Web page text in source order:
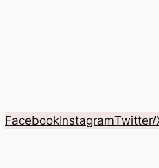
FacebookInstagramTwitter/